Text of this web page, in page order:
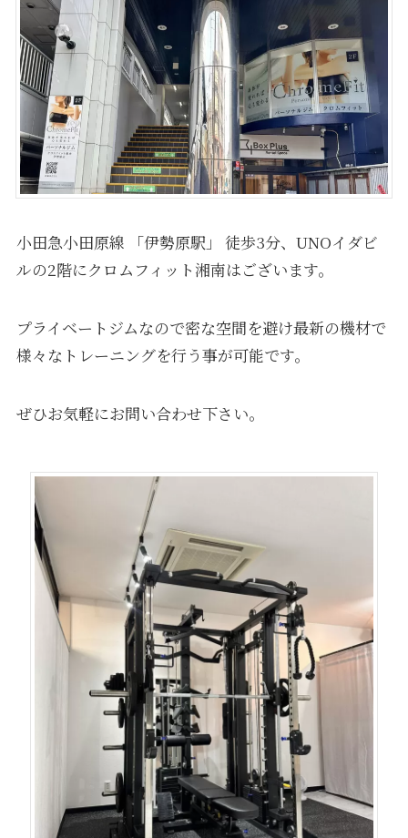
小田急小田原線 「伊勢原駅」 徒歩3分、UNOイダビ
ルの2階にクロムフィット湘南はございます。
プライベートジムなので密な空間を避け最新の機材で
様々なトレーニングを行う事が可能です。
ぜひお気軽にお問い合わせ下さい。